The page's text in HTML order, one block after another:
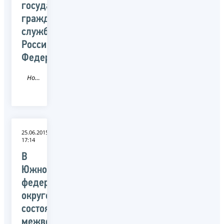
государственной
гражданской
службы
Российской
Федерации
Новость
25.06.2015
17:14
В
Южном
федеральном
округе
состоялось